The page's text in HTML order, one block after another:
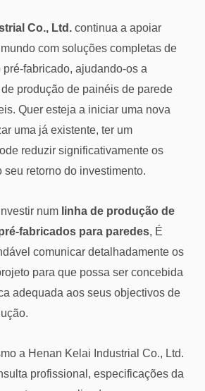
Co., Ltd. continua a apoiar
com soluções completas de
fabricado, ajudando-os a
produção de painéis de parede
Quer esteja a iniciar uma nova
uma já existente, ter um
reduzir significativamente os
seu retorno do investimento.
num linha de produção de
fabricados para paredes, É
comunicar detalhadamente os
para que possa ser concebida
adequada aos seus objectivos de
a Henan Kelai Industrial Co., Ltd.
profissional, especificações da